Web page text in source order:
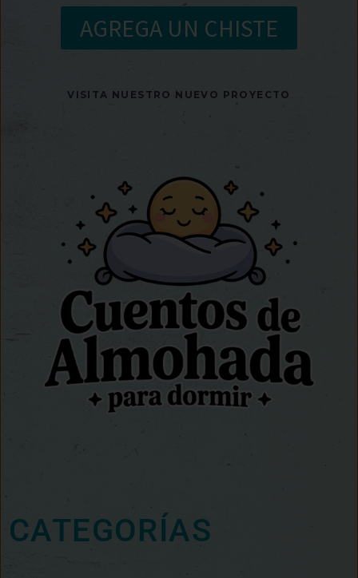
AGREGA UN CHISTE
VISITA NUESTRO NUEVO PROYECTO
CATEGORÍAS